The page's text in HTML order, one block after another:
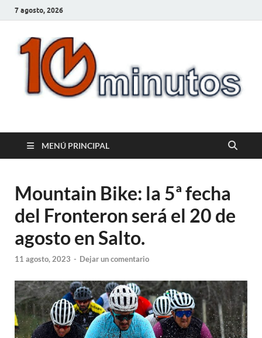
7 agosto, 2026
10minutos.com.uy
MENÚ PRINCIPAL
Mountain Bike: la 5ª fecha
del Fronteron será el 20 de
agosto en Salto.
11 agosto, 2023 - Dejar un comentario